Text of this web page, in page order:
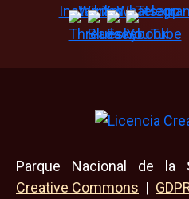
Parque Nacional de la
Creative Commons |